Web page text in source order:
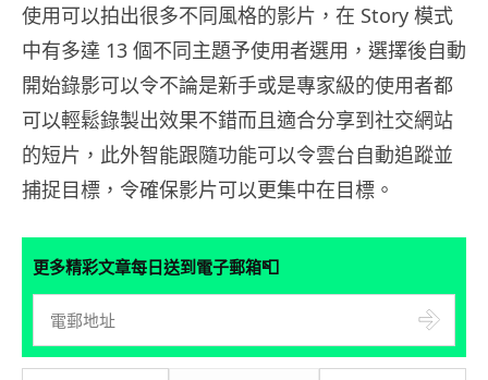
使用可以拍出很多不同風格的影片，在 Story 模式
中有多達 13 個不同主題予使用者選用，選擇後自動
開始錄影可以令不論是新手或是專家級的使用者都
可以輕鬆錄製出效果不錯而且適合分享到社交網站
的短片，此外智能跟隨功能可以令雲台自動追蹤並
捕捉目標，令確保影片可以更集中在目標。
更多精彩文章每日送到電子郵箱📮